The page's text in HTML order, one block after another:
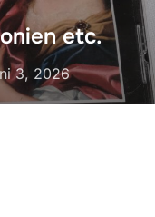
etc.
3, 2026